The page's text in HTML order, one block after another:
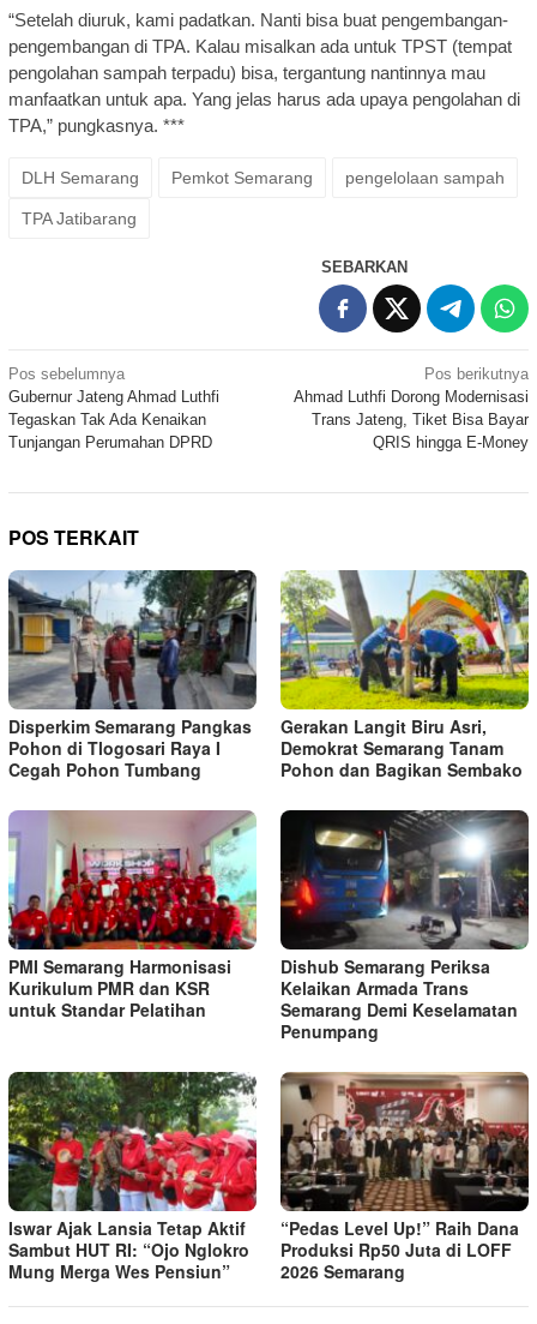
“Setelah diuruk, kami padatkan. Nanti bisa buat pengembangan-
pengembangan di TPA. Kalau misalkan ada untuk TPST (tempat
pengolahan sampah terpadu) bisa, tergantung nantinnya mau
manfaatkan untuk apa. Yang jelas harus ada upaya pengolahan di
TPA,” pungkasnya. ***
DLH Semarang Pemkot Semarang pengelolaan sampah
TPA Jatibarang
SEBARKAN
Navigasi
pos
Pos sebelumnya
Gubernur Jateng Ahmad Luthfi
Tegaskan Tak Ada Kenaikan
Tunjangan Perumahan DPRD
Pos berikutnya
Ahmad Luthfi Dorong Modernisasi
Trans Jateng, Tiket Bisa Bayar
QRIS hingga E-Money
POS TERKAIT
Disperkim Semarang Pangkas
Pohon di Tlogosari Raya I
Cegah Pohon Tumbang
Gerakan Langit Biru Asri,
Demokrat Semarang Tanam
Pohon dan Bagikan Sembako
PMI Semarang Harmonisasi
Kurikulum PMR dan KSR
untuk Standar Pelatihan
Dishub Semarang Periksa
Kelaikan Armada Trans
Semarang Demi Keselamatan
Penumpang
Iswar Ajak Lansia Tetap Aktif
Sambut HUT RI: “Ojo Nglokro
Mung Merga Wes Pensiun”
“Pedas Level Up!” Raih Dana
Produksi Rp50 Juta di LOFF
2026 Semarang